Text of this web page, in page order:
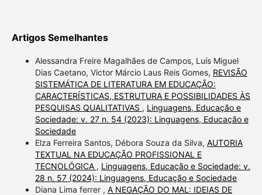
Artigos Semelhantes
Alessandra Freire Magalhães de Campos, Luís Miguel
Dias Caetano, Victor Márcio Laus Reis Gomes, REVISÃO
SISTEMÁTICA DE LITERATURA EM EDUCAÇÃO:
CARACTERÍSTICAS, ESTRUTURA E POSSIBILIDADES ÀS
PESQUISAS QUALITATIVAS , Linguagens, Educação e
Sociedade: v. 27 n. 54 (2023): Linguagens, Educação e
Sociedade
Elza Ferreira Santos, Débora Souza da Silva, AUTORIA
TEXTUAL NA EDUCAÇÃO PROFISSIONAL E
TECNOLÓGICA , Linguagens, Educação e Sociedade: v.
28 n. 57 (2024): Linguagens, Educação e Sociedade
Diana Lima ferrer , A NEGAÇÃO DO MAL: IDEIAS DE